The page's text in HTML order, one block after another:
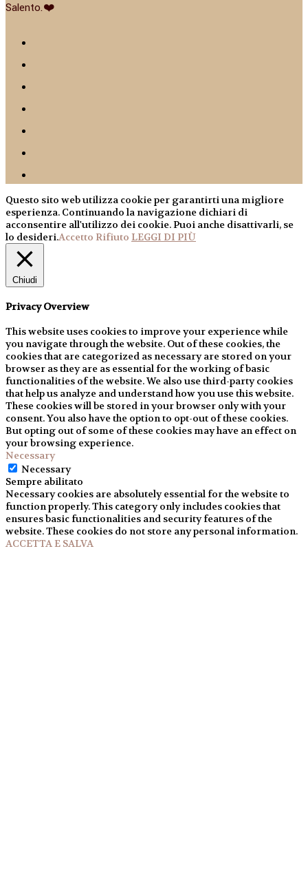
Salento.❤️
Questo sito web utilizza cookie per garantirti una migliore
esperienza. Continuando la navigazione dichiari di
acconsentire all'utilizzo dei cookie. Puoi anche disattivarli, se
lo desideri.Accetto Rifiuto LEGGI DI PIÙ
Chiudi
Privacy Overview
This website uses cookies to improve your experience while
you navigate through the website. Out of these cookies, the
cookies that are categorized as necessary are stored on your
browser as they are as essential for the working of basic
functionalities of the website. We also use third-party cookies
that help us analyze and understand how you use this website.
These cookies will be stored in your browser only with your
consent. You also have the option to opt-out of these cookies.
But opting out of some of these cookies may have an effect on
your browsing experience.
Necessary
Necessary
Sempre abilitato
Necessary cookies are absolutely essential for the website to
function properly. This category only includes cookies that
ensures basic functionalities and security features of the
website. These cookies do not store any personal information.
ACCETTA E SALVA